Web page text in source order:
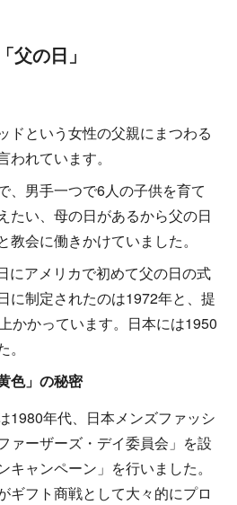
父の日」
ドという女性の父親にまつわる
れています。
、男手一つで6人の子供を育て
たい、母の日があるから父の日
会に働きかけていました。
にアメリカで初めて父の日の式
に制定されたのは1972年と、提
かかっています。日本には1950
色」の秘密
1980年代、日本メンズファッシ
ァーザーズ・デイ委員会」を設
ャンペーン」を行いました。
ギフト商戦として大々的にプロ